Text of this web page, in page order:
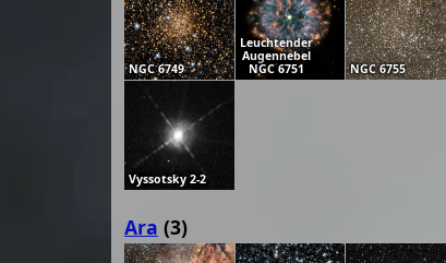
NGC 6749
Leuchtender
Augennebel
NGC 6751
NGC 6755
Vyssotsky 2-2
Ara (3)